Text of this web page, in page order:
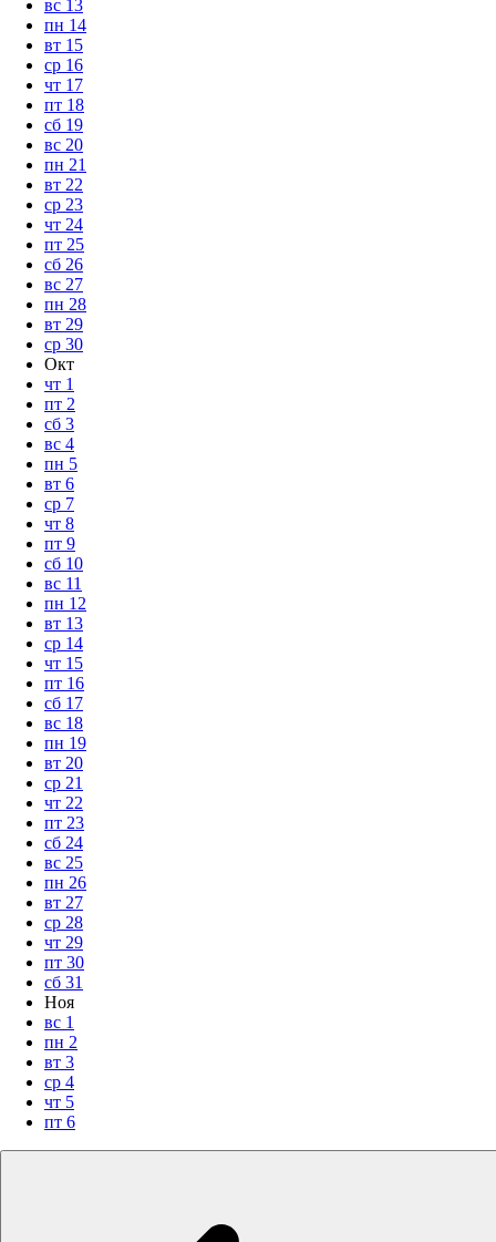
вс 13
пн 14
вт 15
ср 16
чт 17
пт 18
сб 19
вс 20
пн 21
вт 22
ср 23
чт 24
пт 25
сб 26
вс 27
пн 28
вт 29
ср 30
Окт
чт 1
пт 2
сб 3
вс 4
пн 5
вт 6
ср 7
чт 8
пт 9
сб 10
вс 11
пн 12
вт 13
ср 14
чт 15
пт 16
сб 17
вс 18
пн 19
вт 20
ср 21
чт 22
пт 23
сб 24
вс 25
пн 26
вт 27
ср 28
чт 29
пт 30
сб 31
Ноя
вс 1
пн 2
вт 3
ср 4
чт 5
пт 6